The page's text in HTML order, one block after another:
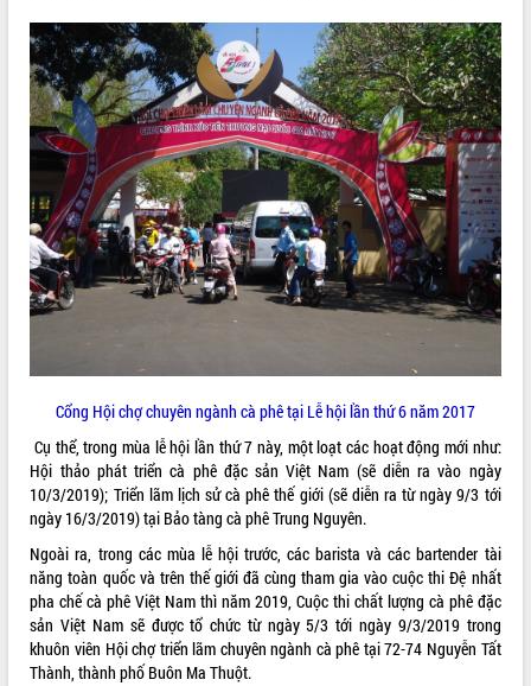
Thường trực HĐND tỉnh Đắk Lắk gặp
mặt Đoàn chuyên gia y tế TP. Hồ Chí
Minh
Lễ truy điệu và an táng hài cốt liệt sĩ
tại Nghĩa trang Liệt sĩ xã Sơn Hòa
Bàn giải pháp tháo gỡ khó khăn trong
xuất khẩu sầu riêng và triển khai quy
định EUDR
Thứ trưởng Bộ Nông nghiệp và Môi
trường Nguyễn Hoàng Hiệp khảo sát
vùng trồng và doanh nghiệp đóng gói
sầu riêng tại Đắk Lắk
Trình diễn nghệ thuật chế biến các
món ăn từ sầu riêng
Đắk Lắk công bố Quy hoạch và xúc
tiến đầu tư tỉnh
Ngành cá ngừ Đắk Lắk chủ động thích
ứng để giữ vững thị trường xuất khẩu
Diễn đàn Kinh tế tư nhân Việt Nam đột
phá cơ chế - Hợp tác công tư
Đề án 06 tạo bước ngoặt đột phá trong
cải cách hành chính tỉnh Đắk Lắk
Kết nối tour, đẩy mạnh chuyển đổi số
để phát triển du lịch Đắk Lắk
Khởi động Dự án Đầu tư xây dựng hạ
LIÊN KẾT WEB
THỐNG KÊ TRUY CẬP
Hôm nay: 4872
Tất cả: 66017612
Cổng Hội chợ chuyên ngành cà phê tại Lễ hội lần thứ 6 năm 2017
Cụ thể, trong mùa lễ hội lần thứ 7 này, một loạt các hoạt động mới như:
Hội thảo phát triển cà phê đặc sản Việt Nam (sẽ diễn ra vào ngày
10/3/2019); Triển lãm lịch sử cà phê thế giới (sẽ diễn ra từ ngày 9/3 tới
ngày 16/3/2019) tại Bảo tàng cà phê Trung Nguyên.
Ngoài ra, trong các mùa lễ hội trước, các barista và các bartender tài
năng toàn quốc và trên thế giới đã cùng tham gia vào cuộc thi Đệ nhất
pha chế cà phê Việt Nam thì năm 2019, Cuộc thi chất lượng cà phê đặc
sản Việt Nam sẽ được tổ chức từ ngày 5/3 tới ngày 9/3/2019 trong
khuôn viên Hội chợ triển lãm chuyên ngành cà phê tại 72-74 Nguyễn Tất
Thành, thành phố Buôn Ma Thuột.